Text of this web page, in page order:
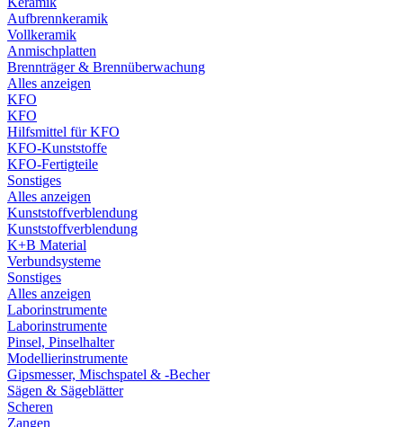
Aufbrennkeramik
Vollkeramik
Anmischplatten
Brennträger & Brennüberwachung
Alles anzeigen
KFO
KFO
Hilfsmittel für KFO
KFO-Kunststoffe
KFO-Fertigteile
Sonstiges
Alles anzeigen
Kunststoffverblendung
Kunststoffverblendung
K+B Material
Verbundsysteme
Sonstiges
Alles anzeigen
Laborinstrumente
Laborinstrumente
Pinsel, Pinselhalter
Modellierinstrumente
Gipsmesser, Mischspatel & -Becher
Sägen & Sägeblätter
Scheren
Zangen